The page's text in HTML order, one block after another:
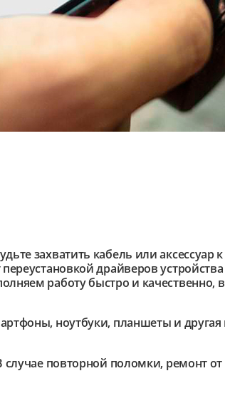
захватить кабель или аксессуар к
драйверов
работу быстро и качественно,
ноутбуки, планшеты и
случае повторной поломки, ремонт